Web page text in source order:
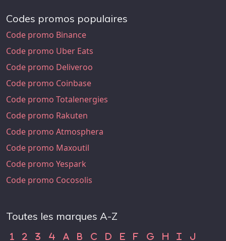
Codes promos populaires
Code promo Binance
Code promo Uber Eats
Code promo Deliveroo
Code promo Coinbase
Code promo Totalenergies
Code promo Rakuten
Code promo Atmosphera
Code promo Maxoutil
Code promo Yespark
Code promo Cocosolis
Toutes les marques A-Z
1 Code Promo 1
2 Code Promo 2
3 Code Promo 3
4Code Promo 4
ACode Promo A
B Code Promo B
C Code Promo C
D Code Promo D
ECode Promo E
FCode Promo F
G Code Promo G
HCode Promo H
ICode
J